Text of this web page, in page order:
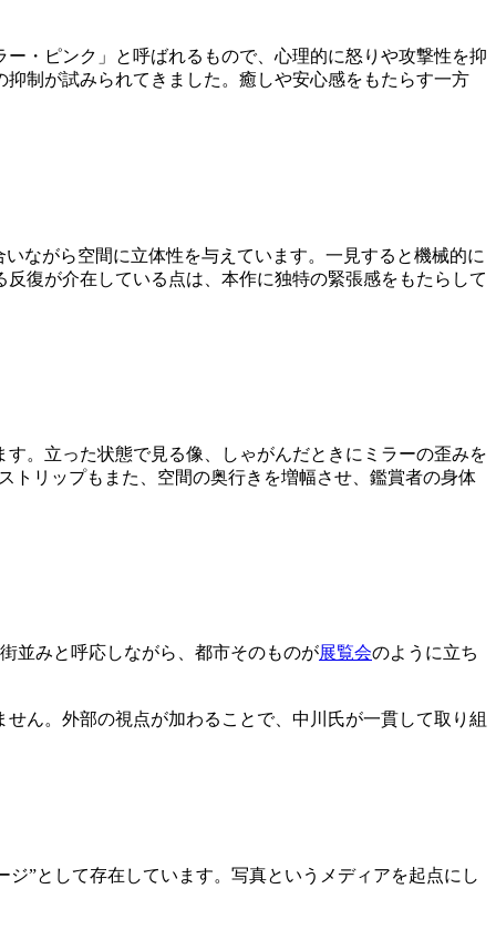
・ピンク」と呼ばれるもので、心理的に怒りや攻撃性を抑
制が試みられてきました。癒しや安心感をもたらす一方
ながら空間に立体性を与えています。一見すると機械的に
復が介在している点は、本作に独特の緊張感をもたらして
。立った状態で見る像、しゃがんだときにミラーの歪みを
リップもまた、空間の奥行きを増幅させ、鑑賞者の身体
並みと呼応しながら、都市そのものが展覧会のように立ち
ん。外部の視点が加わることで、中川氏が一貫して取り組
ジ”として存在しています。写真というメディアを起点にし